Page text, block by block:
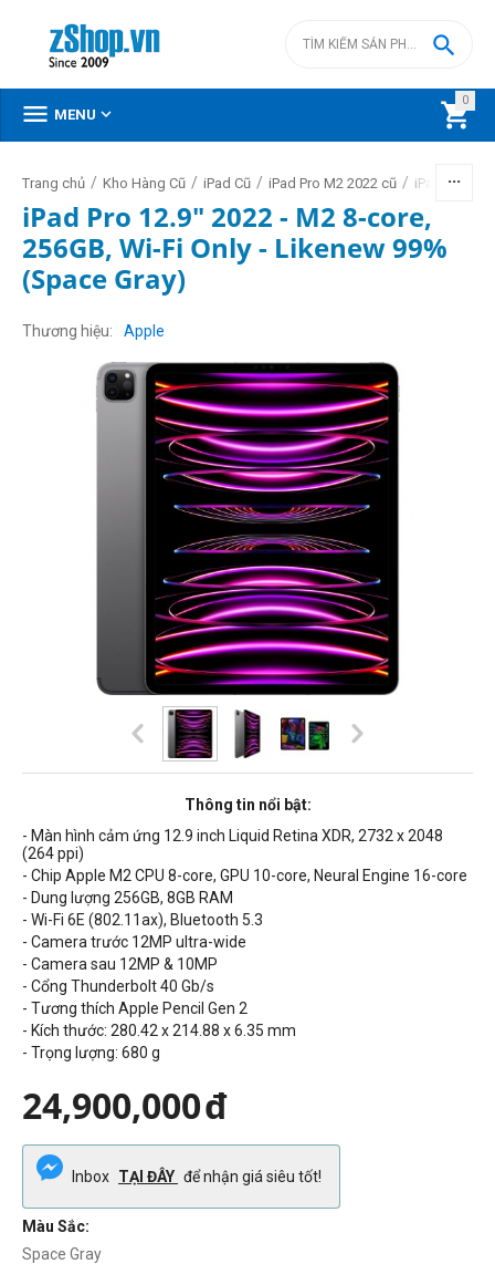
0


 MENU 
Trang chủ / Kho Hàng Cũ / iPad Cũ / iPad Pro M2 2022 cũ / iPad Pro
iPad Pro 12.9" 2022 - M2 8-core,
256GB, Wi-Fi Only - Likenew 99%
(Space Gray)
Thương hiệu Apple
Thông tin nổi bật:
- Màn hình cảm ứng 12.9 inch Liquid Retina XDR, 2732 x 2048
(264 ppi)
- Chip Apple M2 CPU 8-core, GPU 10-core, Neural Engine 16-core
- Dung lượng 256GB, 8GB RAM
- Wi-Fi 6E (802.11ax), Bluetooth 5.3
- Camera trước 12MP ultra-wide
- Camera sau 12MP & 10MP
- Cổng Thunderbolt 40 Gb/s
- Tương thích Apple Pencil Gen 2
- Kích thước: 280.42 x 214.88 x 6.35 mm
- Trọng lượng: 680 g
24,900,000đ
Inbox TẠI ĐÂY để nhận giá siêu tốt!
Màu Sắc:
Space Gray